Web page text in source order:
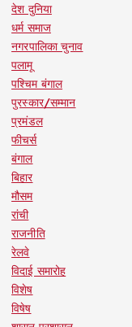
देश दुनिया
धर्म समाज
नगरपालिका चुनाव
पलामू
पश्चिम बंगाल
पुरस्कार/सम्मान
प्रमंडल
फीचर्स
बंगाल
बिहार
मौसम
रांची
राजनीति
रेलवे
विदाई समारोह
विशेष
विषेष